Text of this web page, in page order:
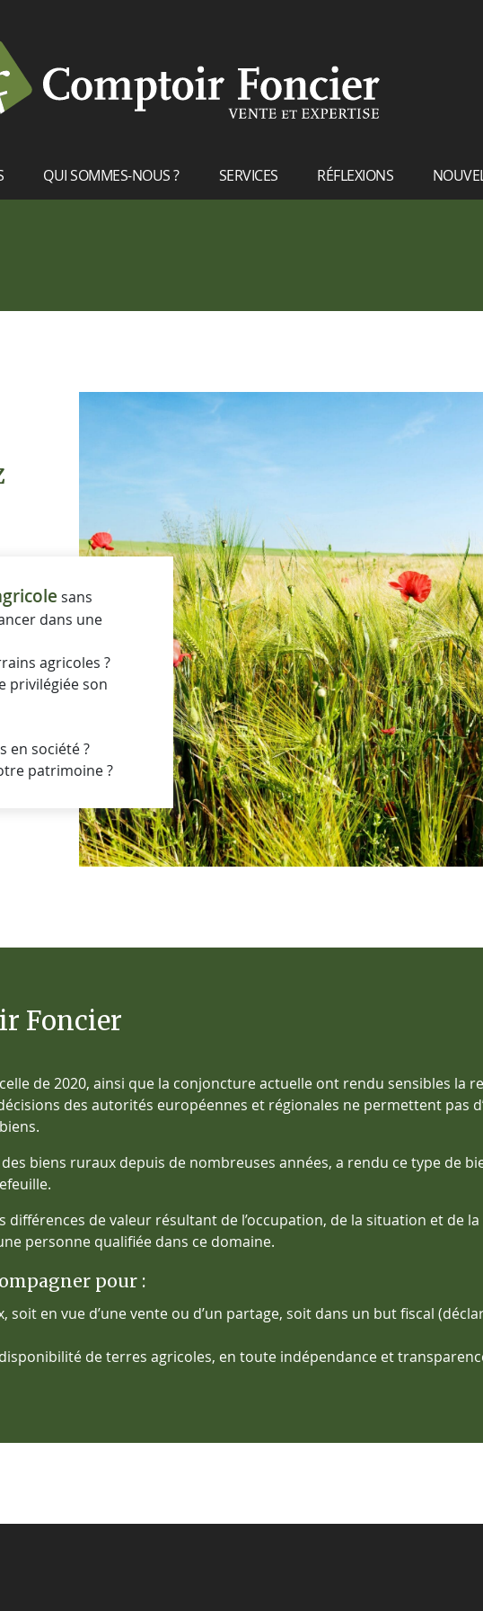
QUI SOMMES-NOUS ? SERVICES RÉFLEXIONS
sans
dans une
agricoles ?
privilégiée son
en société ?
patrimoine ?
Foncier
de 2020, ainsi que la conjoncture actuelle ont rendu sensibles la
des autorités européennes et régionales ne permettent pas
biens ruraux depuis de nombreuses années, a rendu ce type de
différences de valeur résultant de l’occupation, de la situation et de
personne qualifiée dans ce domaine.
pour :
soit en vue d’une vente ou d’un partage, soit dans un but fiscal
de terres agricoles, en toute indépendance et